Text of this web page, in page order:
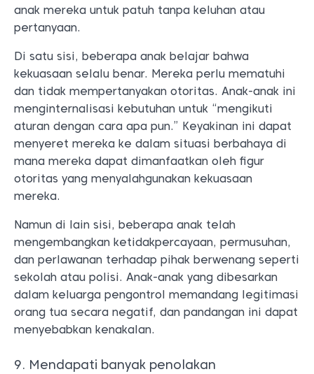
anak mereka untuk patuh tanpa keluhan atau
pertanyaan.
Di satu sisi, beberapa anak belajar bahwa
kekuasaan selalu benar. Mereka perlu mematuhi
dan tidak mempertanyakan otoritas. Anak-anak ini
menginternalisasi kebutuhan untuk “mengikuti
aturan dengan cara apa pun.” Keyakinan ini dapat
menyeret mereka ke dalam situasi berbahaya di
mana mereka dapat dimanfaatkan oleh figur
otoritas yang menyalahgunakan kekuasaan
mereka.
Namun di lain sisi, beberapa anak telah
mengembangkan ketidakpercayaan, permusuhan,
dan perlawanan terhadap pihak berwenang seperti
sekolah atau polisi. Anak-anak yang dibesarkan
dalam keluarga pengontrol memandang legitimasi
orang tua secara negatif, dan pandangan ini dapat
menyebabkan kenakalan​.
9. Mendapati banyak penolakan